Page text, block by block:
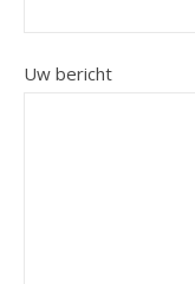
Uw bericht